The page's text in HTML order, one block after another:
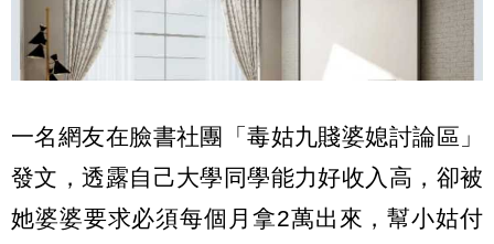
一名網友在臉書社團「毒姑九賤婆媳討論區」
發文，透露自己大學同學能力好收入高，卻被
她婆婆要求必須每個月拿2萬出來，幫小姑付